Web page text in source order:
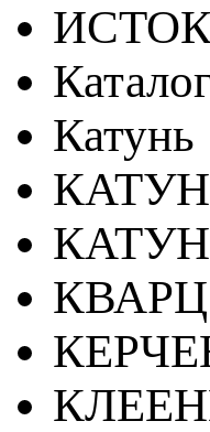
Катунь
КВАРЦ